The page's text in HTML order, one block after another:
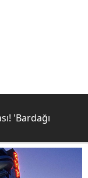
'Bardağı